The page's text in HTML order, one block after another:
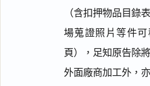
（含扣押物品目錄
場蒐證照片等件
頁），足知原告除
外面廠商加工外，